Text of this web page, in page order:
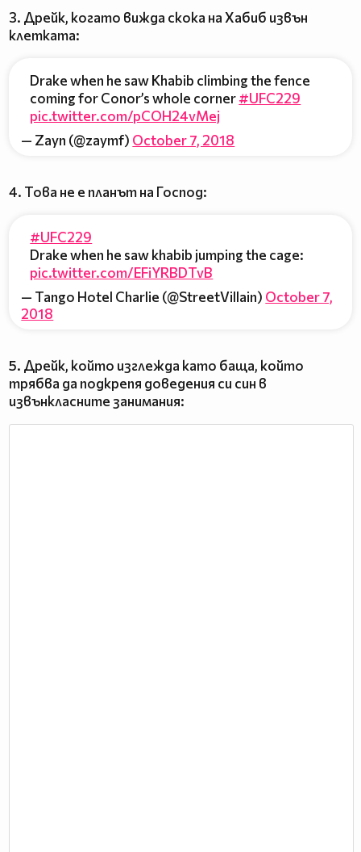
3. Дрейк, когато вижда скока на Хабиб извън
клетката:
Drake when he saw Khabib climbing the fence
coming for Conor’s whole corner#UFC229
pic.twitter.com/pCOH24vMej
— Zayn (@zaymf) October 7, 2018
4. Това не е планът на Господ:
#UFC229
Drake when he saw khabib jumping the cage:
pic.twitter.com/EFiYRBDTvB
— Tango Hotel Charlie (@StreetVillain) October 7,
2018
5. Дрейк, който изглежда като баща, който
трябва да подкрепя доведения си син в
извънкласните занимания: